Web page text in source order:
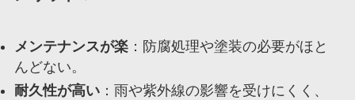
メンテナンスが楽：防腐処理や塗装の必要がほと
んどない。
耐久性が高い：雨や紫外線の影響を受けにくく、